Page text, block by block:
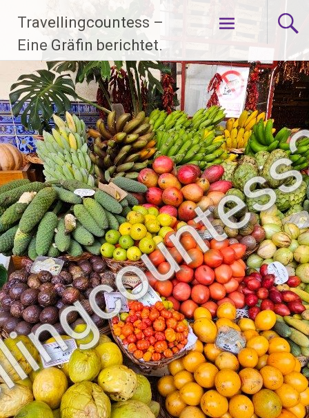
Inhalt
springen
Travellingcountess –
Eine Gräfin berichtet.